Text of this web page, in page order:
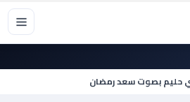
حليم بصوت سعد رمضان